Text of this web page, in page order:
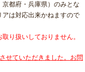
京都府・兵庫県）のみとな
は対応出来かねますので
り扱いしておりません。
せていただきました。お問